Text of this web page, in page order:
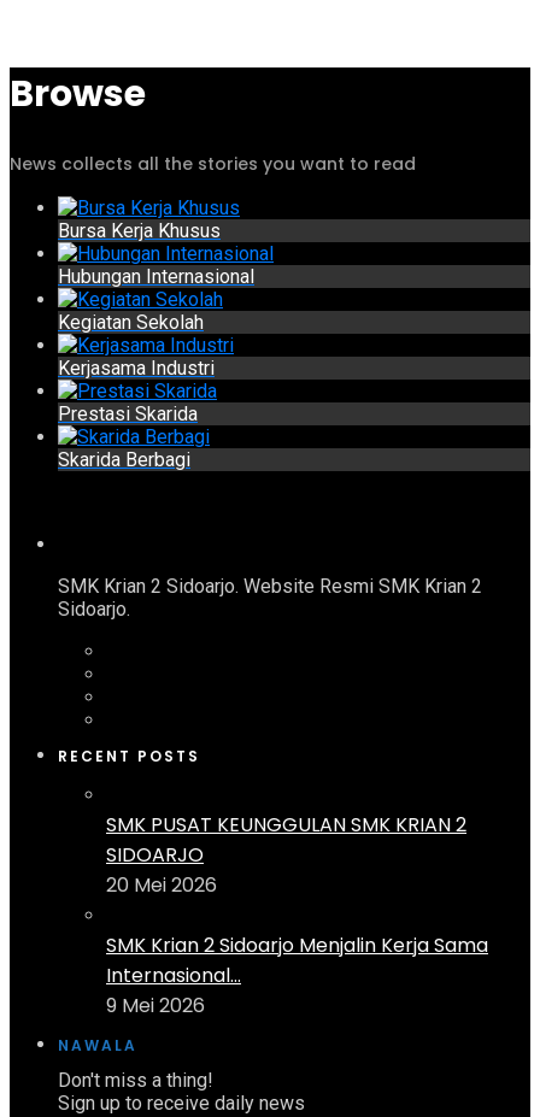
Browse
News collects all the stories you want to read
Bursa Kerja Khusus
Hubungan Internasional
Kegiatan Sekolah
Kerjasama Industri
Prestasi Skarida
Skarida Berbagi
SMK Krian 2 Sidoarjo. Website Resmi SMK Krian 2
Sidoarjo.
RECENT POSTS
SMK PUSAT KEUNGGULAN SMK KRIAN 2
SIDOARJO
20 Mei 2026
SMK Krian 2 Sidoarjo Menjalin Kerja Sama
Internasional...
9 Mei 2026
NAWALA
Don't miss a thing!
Sign up to receive daily news